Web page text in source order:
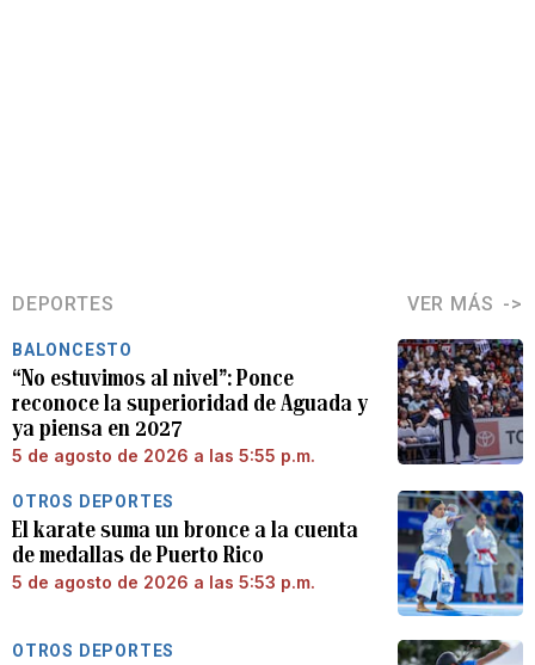
DEPORTES VER MÁS
BALONCESTO
“No estuvimos al nivel”: Ponce
reconoce la superioridad de Aguada y
ya piensa en 2027
5 de agosto de 2026 a las 5:55 p.m.
OTROS DEPORTES
El karate suma un bronce a la cuenta
de medallas de Puerto Rico
5 de agosto de 2026 a las 5:53 p.m.
OTROS DEPORTES